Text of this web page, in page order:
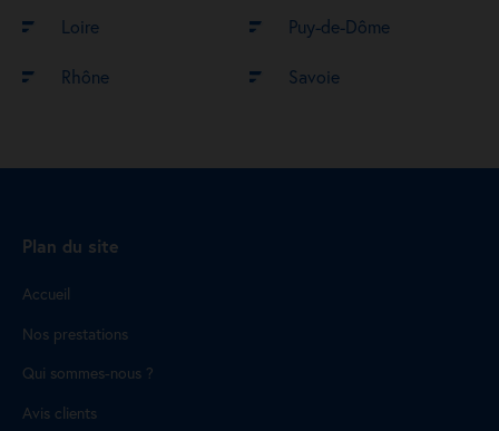
Loire Puy-de-Dôme
Rhône Savoie
Plan du site
Accueil
Nos prestations
Qui sommes-nous ?
Avis clients